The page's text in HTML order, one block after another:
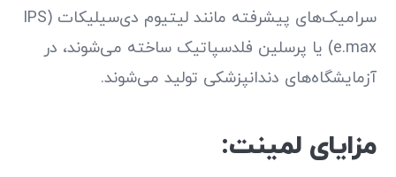
سرامیک‌های پیشرفته مانند لیتیوم دی‌سیلیکات (IPS
e.max) یا پرسلین فلدسپاتیک ساخته می‌شوند، در
آزمایشگاه‌های دندانپزشکی تولید می‌شوند.
مزایای لمینت: